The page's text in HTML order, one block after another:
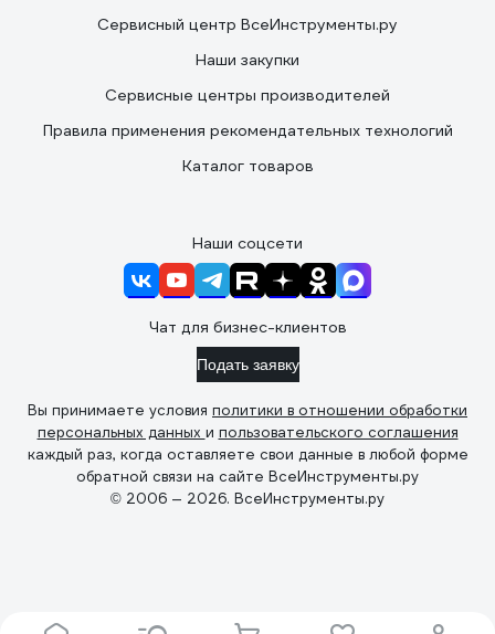
Сервисный центр ВсеИнструменты.ру
Наши закупки
Сервисные центры производителей
Правила применения рекомендательных технологий
Каталог товаров
Наши соцсети
Чат для бизнес-клиентов
Подать заявку
Вы принимаете условия политики в отношении обработки
персональных данных и пользовательского соглашения
каждый раз, когда оставляете свои данные в любой форме
обратной связи на сайте ВсеИнструменты.ру
© 2006 — 2026. ВсеИнструменты.ру